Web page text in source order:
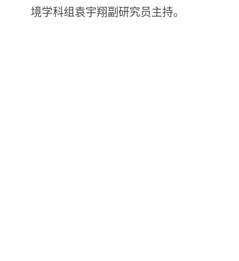
境学科组袁宇翔副研究员主持。